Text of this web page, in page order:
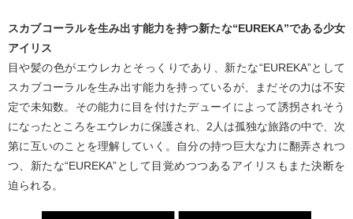
スカブコーラルを生み出す能力を持つ新たな“EUREKA”である少女
アイリス
目や髪の色がエウレカとそっくりであり、新たな“EUREKA”として
スカブコーラルを生み出す能力を持っているが、まだその力は不安
定で未知数。その能力に目を付けたデューイによって誘拐されそう
になったところをエウレカに保護され、2人は孤独な旅路の中で、次
第に互いのことを理解していく。自分の持つ巨大な力に翻弄されつ
つ、新たな“EUREKA”として目覚めつつあるアイリスもまた決断を
迫られる。